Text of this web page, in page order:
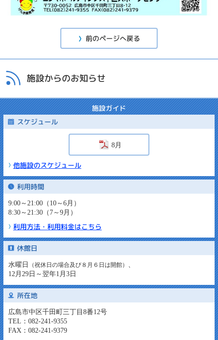
前のページへ戻る
施設からのお知らせ
施設ガイド
スケジュール
8月
他施設のスケジュール
利用時間
9:00～21:00（10～6月）
8:30～21:30（7～9月）
利用方法・利用料金はこちら
休館日
水曜日 （祝休日の場合及び８月６日は開館）
12月29日～翌年1月3日
所在地
広島市中区千田町三丁目8番12号
TEL：082-241-9355
FAX：082-241-9379